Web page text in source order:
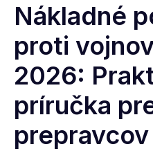
Nákladné
proti
2026:
príručka
prepravcov